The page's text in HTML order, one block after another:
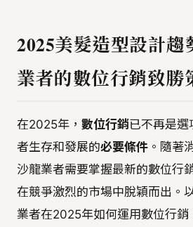
2025美髮造型設計
業者的數位行銷致勝
在2025年， 數位行銷已不再是選
者生存和發展的必要條件 。隨著
沙龍業者需要掌握最新的數位行
在競爭激烈的市場中脫穎而出。
業者在2025年如何運用數位行銷